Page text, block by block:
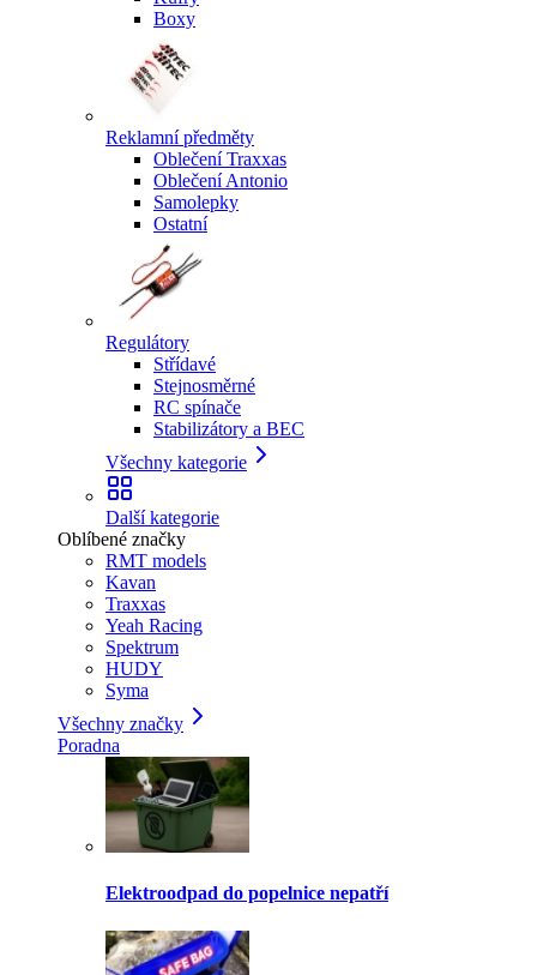
Boxy
Reklamní předměty
Oblečení Traxxas
Oblečení Antonio
Samolepky
Ostatní
Regulátory
Střídavé
Stejnosměrné
RC spínače
Stabilizátory a BEC
Všechny kategorie
Další kategorie
Oblíbené značky
RMT models
Kavan
Traxxas
Yeah Racing
Spektrum
HUDY
Syma
Všechny značky
Poradna
Elektroodpad do popelnice nepatří